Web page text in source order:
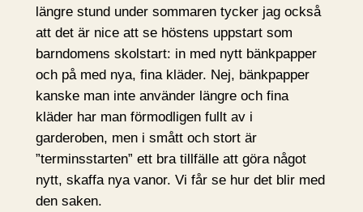
längre stund under sommaren tycker jag också
att det är nice att se höstens uppstart som
barndomens skolstart: in med nytt bänkpapper
och på med nya, fina kläder. Nej, bänkpapper
kanske man inte använder längre och fina
kläder har man förmodligen fullt av i
garderoben, men i smått och stort är
”terminsstarten” ett bra tillfälle att göra något
nytt, skaffa nya vanor. Vi får se hur det blir med
den saken.